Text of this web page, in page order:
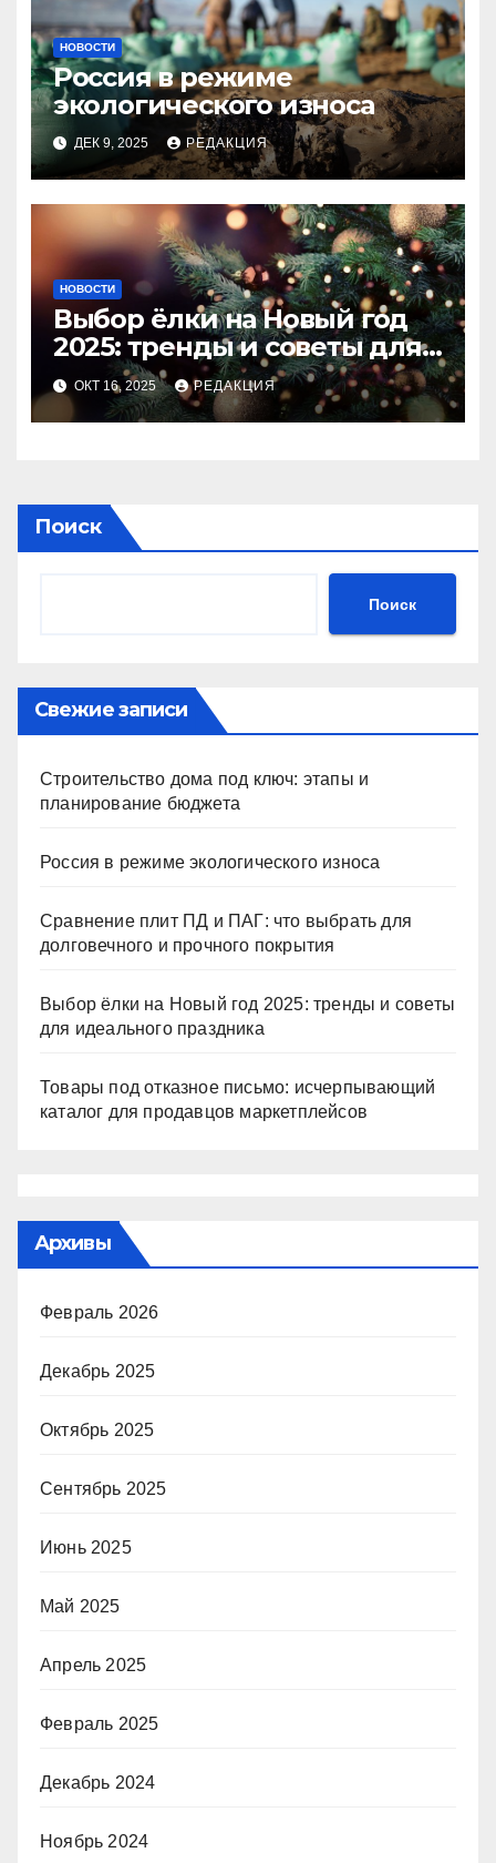
НОВОСТИ
Россия в режиме
экологического износа
ДЕК 9, 2025 РЕДАКЦИЯ
НОВОСТИ
Выбор ёлки на Новый год
2025: тренды и советы для
идеального праздника
ОКТ 16, 2025 РЕДАКЦИЯ
Поиск
Поиск
Свежие записи
Строительство дома под ключ: этапы и
планирование бюджета
Россия в режиме экологического износа
Сравнение плит ПД и ПАГ: что выбрать для
долговечного и прочного покрытия
Выбор ёлки на Новый год 2025: тренды и советы
для идеального праздника
Товары под отказное письмо: исчерпывающий
каталог для продавцов маркетплейсов
Архивы
Февраль 2026
Декабрь 2025
Октябрь 2025
Сентябрь 2025
Июнь 2025
Май 2025
Апрель 2025
Февраль 2025
Декабрь 2024
Ноябрь 2024